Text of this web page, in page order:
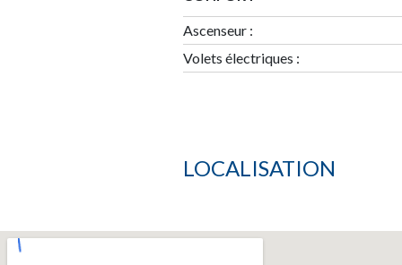
Ascenseur :
Volets électriques :
LOCALISATION